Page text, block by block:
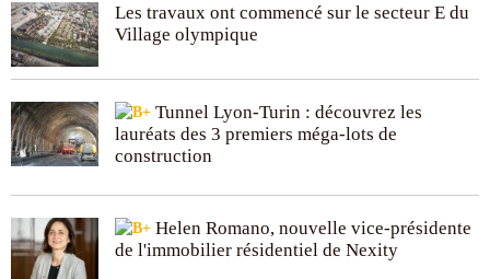
Les travaux ont commencé sur le secteur E du
Village olympique
Tunnel Lyon-Turin : découvrez les
lauréats des 3 premiers méga-lots de
construction
Helen Romano, nouvelle vice-présidente
de l'immobilier résidentiel de Nexity